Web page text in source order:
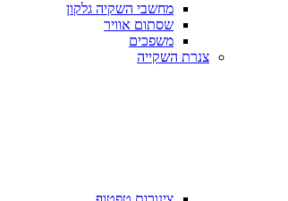
מחשבי השקיה גלקון
שסתום אוויר
משפכים
צנרת השקייה